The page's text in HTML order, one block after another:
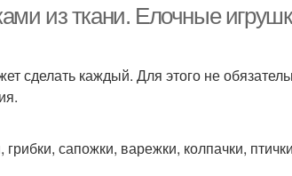
из ткани. Елочные
сделать каждый. Для этого не
сапожки, варежки, колпачки,